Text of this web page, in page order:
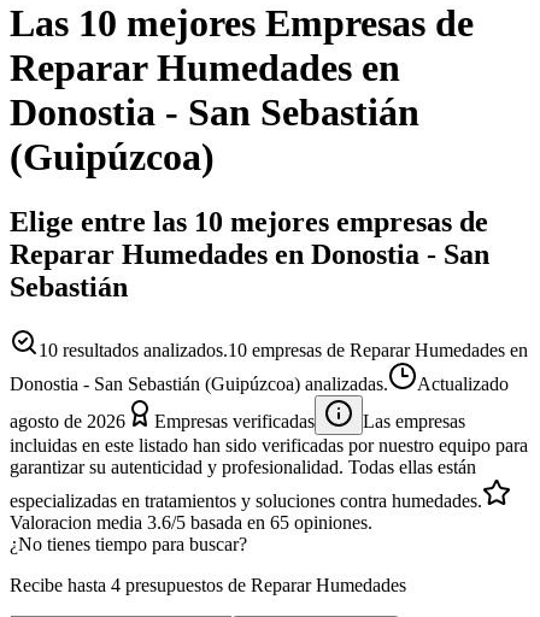
Las 10 mejores Empresas de
Reparar Humedades en
Donostia - San Sebastián
(Guipúzcoa)
Elige entre las 10 mejores empresas de
Reparar Humedades en Donostia - San
Sebastián
10 resultados analizados.10 empresas de Reparar Humedades en
Donostia - San Sebastián (Guipúzcoa) analizadas.
Actualizado
agosto de 2026
Empresas verificadas
Las empresas
incluidas en este listado han sido verificadas por nuestro equipo para
garantizar su autenticidad y profesionalidad. Todas ellas están
especializadas en tratamientos y soluciones contra humedades.
Valoracion media 3.6/5 basada en 65 opiniones.
¿No tienes tiempo para buscar?
Recibe hasta 4 presupuestos de Reparar Humedades